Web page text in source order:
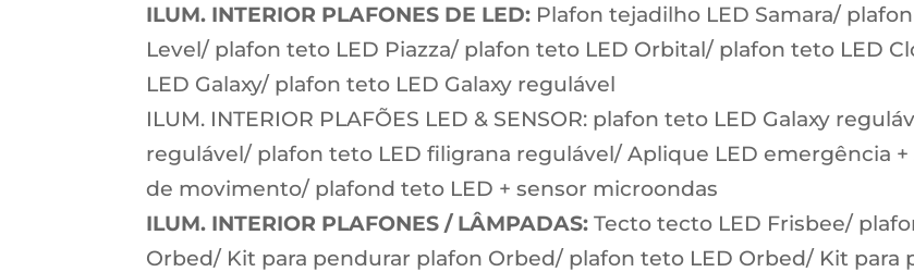
ILUM. INTERIOR PLAFONES DE LED: Plafon tejadilho LED Samara/
Level/ plafon teto LED Piazza/ plafon teto LED Orbital/ plafon teto LED
LED Galaxy/ plafon teto LED Galaxy regulável
ILUM. INTERIOR PLAFÕES LED & SENSOR: plafon teto LED Galaxy
regulável/ plafon teto LED filigrana regulável/ Aplique LED emergência +
de movimento/ plafond teto LED + sensor microondas
ILUM. INTERIOR PLAFONES / LÂMPADAS: Tecto tecto LED Frisbee/
Orbed/ Kit para pendurar plafon Orbed/ plafon teto LED Orbed/ Kit